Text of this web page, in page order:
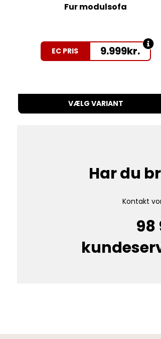
Fur modulsofa
EC PRIS 9.999kr.
VÆLG VARIANT
Har du
Kontakt
98